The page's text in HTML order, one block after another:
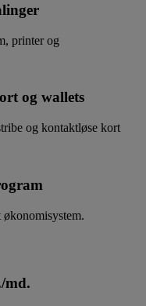
printer og
og wallets
og kontaktløse kort
økonomisystem.
md.